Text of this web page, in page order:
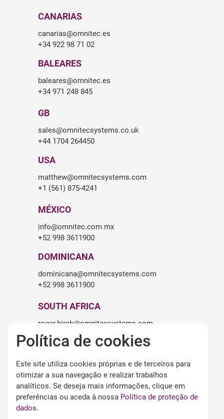
CANARIAS
canarias@omnitec.es
+34 922 98 71 02
BALEARES
baleares@omnitec.es
+34 971 248 845
GB
sales@omnitecsystems.co.uk
+44 1704 264450
USA
matthew@omnitecsystems.com
+1 (561) 875-4241
MÉXICO
info@omnitec.com.mx
+52 998 3611900
DOMINICANA
dominicana@omnitecsystems.com
+52 998 3611900
SOUTH AFRICA
roger.birch@omnitecsystems.com
+27 82 475 6545
LEGALIDADE
Aviso legal
Termos e condições de uso
Política de privacidade
Política de cookies
Este site utiliza cookies próprias e de terceiros para
otimizar a sua navegação e realizar trabalhos
analíticos. Se deseja mais informações, clique em
preferências ou aceda à nossa Política de proteção de
dados.